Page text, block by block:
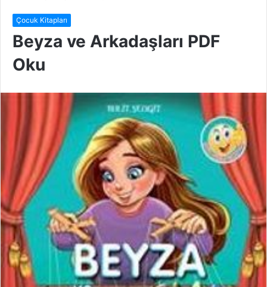
Çocuk Kitapları
Beyza ve Arkadaşları PDF
Oku